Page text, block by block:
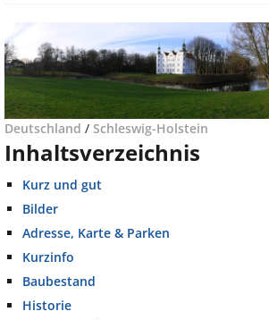
Deutschland / Schleswig-Holstein
Inhaltsverzeichnis
Kurz und gut
Bilder
Adresse, Karte & Parken
Kurzinfo
Baubestand
Historie